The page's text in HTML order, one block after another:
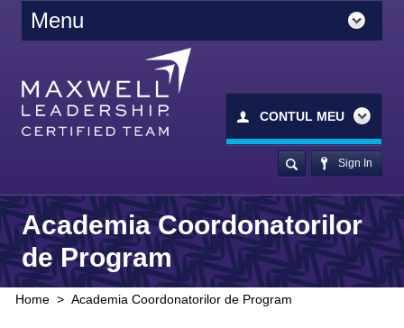
Menu
CONTUL MEU
Sign In
Academia Coordonatorilor
de Program
Home > Academia Coordonatorilor de Program